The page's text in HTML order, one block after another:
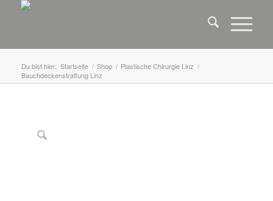
Du bist hier: Startseite / Shop / Plastische Chirurgie Linz /
Bauchdeckenstraffung Linz